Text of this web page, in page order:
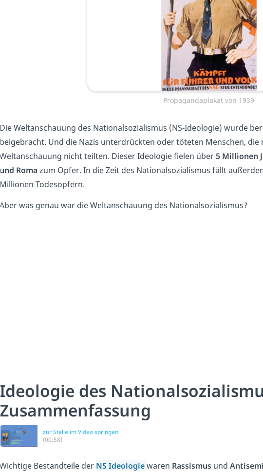
Propagandaplakat von 1939
Die Weltanschauung des Nationalsozialismus (NS-Ideologie) wurde
beigebracht. Und die Nazis unterdrückten oder töteten Menschen,
Weltanschauung nicht teilten. Dieser Ideologie fielen über5 Millionen
und Romazum Opfer. In die Zeit des Nationalsozialismus fällt
Millionen Todesopfern.
Aber was genau war die Weltanschauung des Nationalsozialismus?
Ideologie des
Zusammenfassung
zur Stelle im Video springen
(00:58)
Wichtige Bestandteile der NS Ideologiewaren Rassismusund